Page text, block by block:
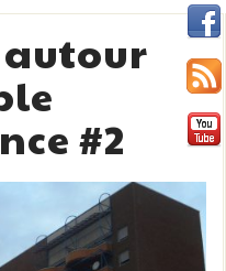
autour
#2